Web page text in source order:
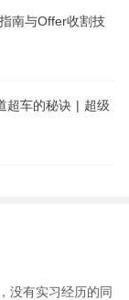
南与Offer收割技
超车的秘诀 | 超级
没有实习经历的同